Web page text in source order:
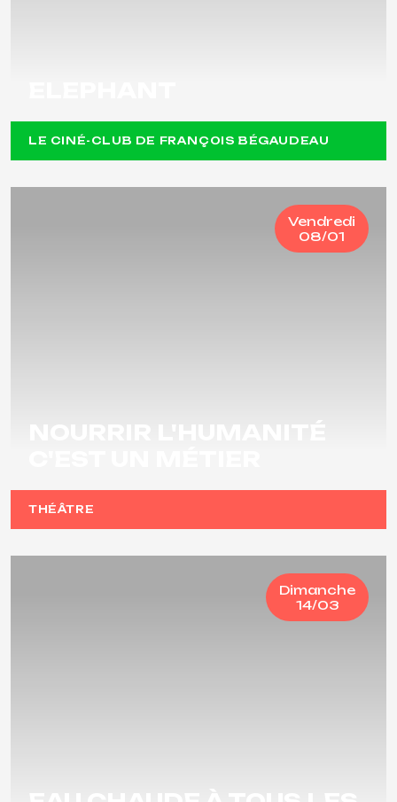
LE CINÉ-CLUB DE FRANÇOIS BÉGAUDEAU
Vendredi
08/01
THÉÂTRE
Dimanche
14/03